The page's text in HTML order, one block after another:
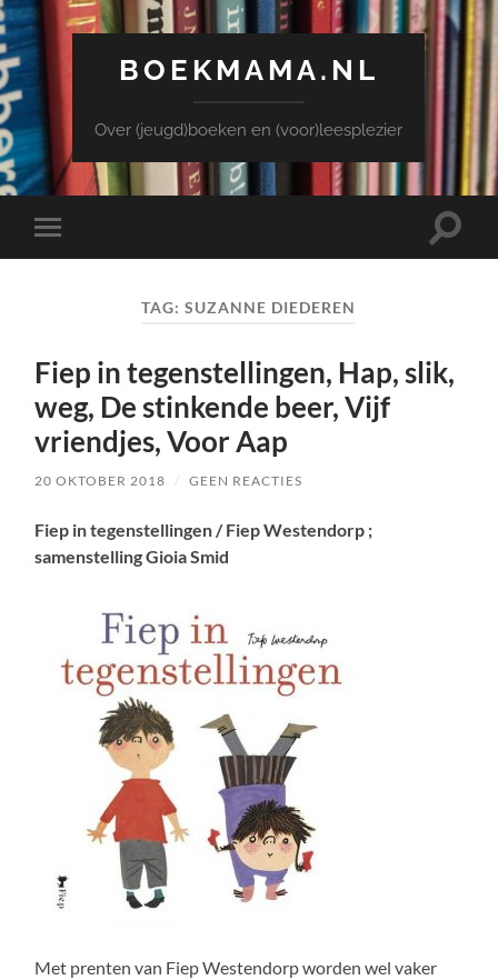
BOEKMAMA.NL
Over (jeugd)boeken en (voor)leesplezier
Toggle
mobiel
Toggle
TAG:SUZANNE DIEDEREN
Fiep in tegenstellingen, Hap, slik,
weg, De stinkende beer, Vijf
vriendjes, Voor Aap
20 OKTOBER 2018 / GEEN REACTIES
Fiep in tegenstellingen / Fiep Westendorp ;
samenstelling Gioia Smid
Met prenten van Fiep Westendorp worden wel vaker